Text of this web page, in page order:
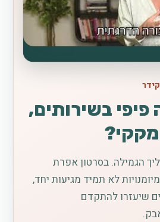
פיפי בשירותים,
הגמילה. בסרטון אפרת
לא תמיד מגיעות יחד,
שיעזרו להתקדם